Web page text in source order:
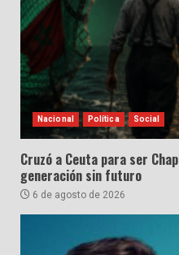
Nacional Política Social
Cruzó a Ceuta para ser
generación sin futuro
6 de agosto de 2026